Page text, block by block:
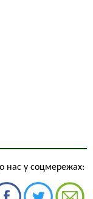
нас у соцмережах: